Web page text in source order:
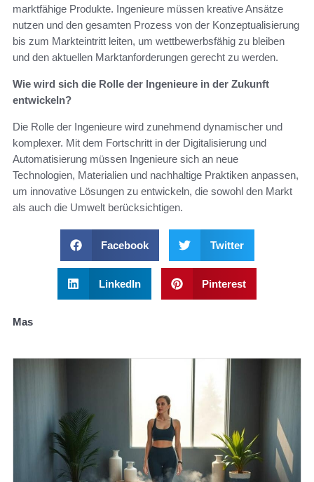
marktfähige Produkte. Ingenieure müssen kreative Ansätze
nutzen und den gesamten Prozess von der Konzeptualisierung
bis zum Markteintritt leiten, um wettbewerbsfähig zu bleiben
und den aktuellen Marktanforderungen gerecht zu werden.
Wie wird sich die Rolle der Ingenieure in der Zukunft
entwickeln?
Die Rolle der Ingenieure wird zunehmend dynamischer und
komplexer. Mit dem Fortschritt in der Digitalisierung und
Automatisierung müssen Ingenieure sich an neue
Technologien, Materialien und nachhaltige Praktiken anpassen,
um innovative Lösungen zu entwickeln, die sowohl den Markt
als auch die Umwelt berücksichtigen.
Facebook Twitter
LinkedIn Pinterest
Mas